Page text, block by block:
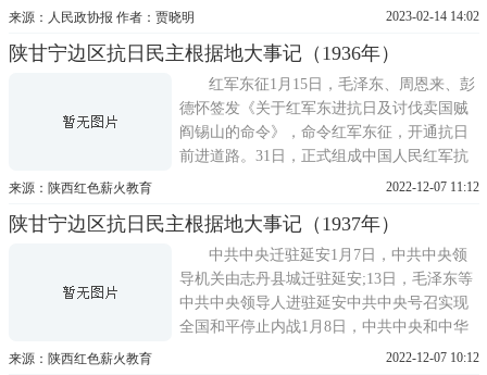
关。陕甘宁边区政府把举办展览会，尤其是
工农业生产的一个重要手段。抗战时期边区
政府举办的最早的展览会，是1938年1月1日
至3日的延安工业制造
来源：人民政协报 作者：贾晓明 2023-02-14 14:02
陕甘宁边区抗日民主根据地大事记（1936年）
红军东征1月15日，毛泽东、周恩来、彭
德怀签发《关于红军东进抗日及讨伐卖国贼
阎锡山的命令》，命令红军东征，开通抗日
前进道路。31日，正式组成中国人民红军抗
日先锋军，共两万多人，总司令彭德怀，总
央政府和中国人民红军革命军事委员会发表
《东征宣言》。20日，毛泽东、彭德怀率军
从北起绥
来源：陕西红色薪火教育 2022-12-07 11:12
陕甘宁边区抗日民主根据地大事记（1937年）
中共中央迁驻延安1月7日，中共中央领
导机关由志丹县城迁驻延安;13日，毛泽东等
中共中央领导人进驻延安中共中央号召实现
全国和平停止内战1月8日，中共中央和中华
苏维埃中央政府发出通电，揭露日本帝国主
来源：陕西红色薪火教育 2022-12-07 10:12